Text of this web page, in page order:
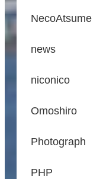
NecoAtsume
news
niconico
Omoshiro
Photograph
PHP